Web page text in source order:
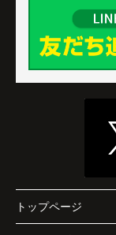
トップページ